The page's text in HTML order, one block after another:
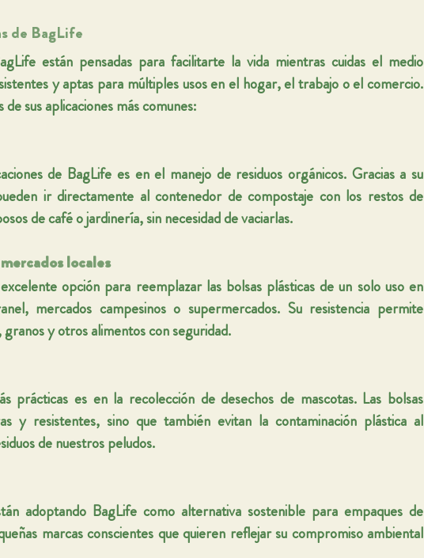
de BagLife
están pensadas para facilitarte la vida mientras cuidas el medio
y aptas para múltiples usos en el hogar, el trabajo o el comercio.
sus aplicaciones más comunes:
de BagLife es en el manejo de residuos orgánicos. Gracias a su
ir directamente al contenedor de compostaje con los restos de
de café o jardinería, sin necesidad de vaciarlas.
locales
opción para reemplazar las bolsas plásticas de un solo uso en
mercados campesinos o supermercados. Su resistencia permite
y otros alimentos con seguridad.
prácticas es en la recolección de desechos de mascotas. Las bolsas
y resistentes, sino que también evitan la contaminación plástica al
de nuestros peludos.
adoptando BagLife como alternativa sostenible para empaques de
marcas conscientes que quieren reflejar su compromiso ambiental